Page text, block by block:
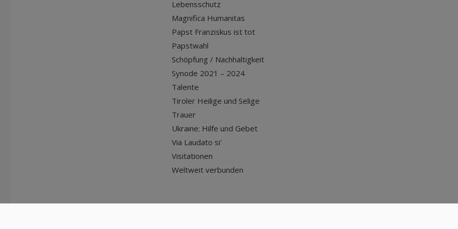
Lebensschutz
Magnifica Humanitas
Papst Franziskus ist tot
Papstwahl
Schöpfung / Nachhaltigkeit
Synode 2021 – 2024
Talente
Tiroler Heilige und Selige
Trauer
Ukraine: Hilfe und Gebet
Via Laudato si'
Visitationen
Weltweit verbunden